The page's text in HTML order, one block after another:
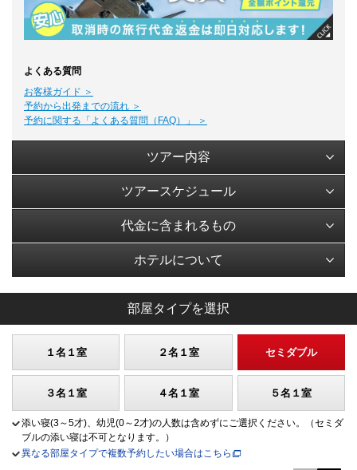
よくある質問
お客様ガイド ＞
予約から出発までの流れ ＞
予約に関する「よくある質問（FAQ）」 ＞
ツアー内容
ツアースケジュール
代金に含まれるもの
ホテルについて
部屋タイプを選択
１名１室 ２名１室 セミダブル
３名１室 ４名１室 ５名１室
添い寝(3～5才)、幼児(0～2才)の人数は含めずにご選択ください。（セミダ
ブルの添い寝は不可となります。）
異なる部屋タイプで複数予約したい場合はこちら